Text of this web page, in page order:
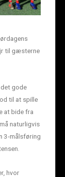
til gæsterne
gode
til at spille
at bide fra
naturligvis
3-målsføring
hvor